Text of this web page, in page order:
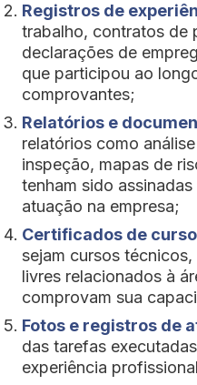
Registros de
trabalho, contratos de
declarações de
que participou ao
comprovantes;
Relatórios e
relatórios como
inspeção, mapas de
tenham sido
atuação na empresa;
Certificados de
sejam cursos
livres relacionados à
comprovam sua
Fotos e registros de
das tarefas
experiência